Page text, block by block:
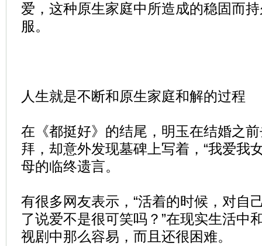
爱，这种原生家庭中所造成的稳固而
服。
人生就是不断和原生家庭和解的过程
在《都挺好》的结尾，明玉在结婚之
拜，却意外发现墓碑上写着，“我爱我
母的临终遗言。
有很多网友表示，“活着的时候，对自
了说爱不是很可笑吗？”在现实生活中
视剧中那么容易，而且还很困难。